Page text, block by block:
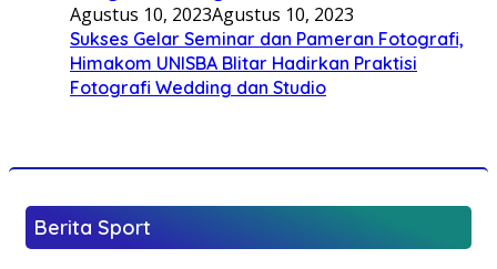
Agustus 10, 2023Agustus 10, 2023
Sukses Gelar Seminar dan Pameran Fotografi,
Himakom UNISBA Blitar Hadirkan Praktisi
Fotografi Wedding dan Studio
Berita Sport